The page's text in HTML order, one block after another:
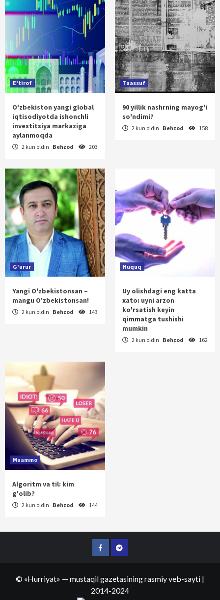
E'tirof
O'zbekiston yangi global
iqtisodiyotda ishonchli
investitsiya markaziga
aylanmoqda
2 kun oldin Behzod 203
Taassuf
90 yillik nashrning mayog'i
so'ndimi?
2 kun oldin Behzod 158
G'urur
Yangi O'zbekistonsan –
mangu O'zbekistonsan!
2 kun oldin Behzod 143
Huquq
Uy olishdagi eng katta
xato: uyni arzon
ko'rsatish keyin
qimmatga tushishi
mumkin
2 kun oldin Behzod 162
Muammo
Algoritm va til: kim
g'olib?
2 kun oldin Behzod 144
FacebookTelegram
© «Hurriyat» — mustaqil gazetasining rasmiy veb-sayti |
2014-2024